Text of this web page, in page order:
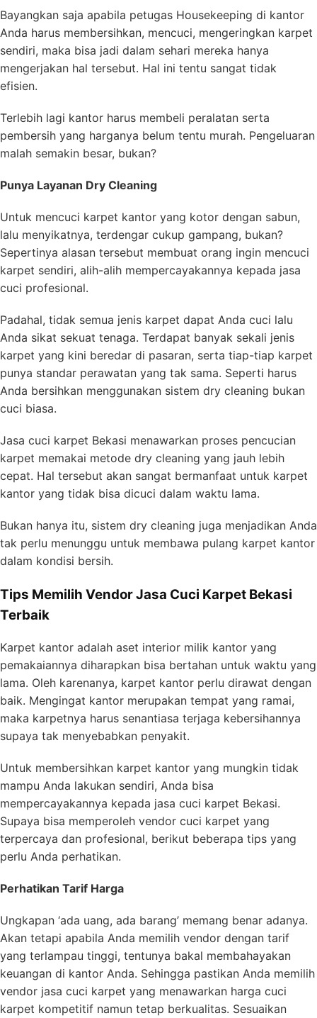
Bayangkan saja apabila petugas Housekeeping di kantor
Anda harus membersihkan, mencuci, mengeringkan karpet
sendiri, maka bisa jadi dalam sehari mereka hanya
mengerjakan hal tersebut. Hal ini tentu sangat tidak
efisien.
Terlebih lagi kantor harus membeli peralatan serta
pembersih yang harganya belum tentu murah. Pengeluaran
malah semakin besar, bukan?
Punya Layanan Dry Cleaning
Untuk mencuci karpet kantor yang kotor dengan sabun,
lalu menyikatnya, terdengar cukup gampang, bukan?
Sepertinya alasan tersebut membuat orang ingin mencuci
karpet sendiri, alih-alih mempercayakannya kepada jasa
cuci profesional.
Padahal, tidak semua jenis karpet dapat Anda cuci lalu
Anda sikat sekuat tenaga. Terdapat banyak sekali jenis
karpet yang kini beredar di pasaran, serta tiap-tiap karpet
punya standar perawatan yang tak sama. Seperti harus
Anda bersihkan menggunakan sistem dry cleaning bukan
cuci biasa.
Jasa cuci karpet Bekasi menawarkan proses pencucian
karpet memakai metode dry cleaning yang jauh lebih
cepat. Hal tersebut akan sangat bermanfaat untuk karpet
kantor yang tidak bisa dicuci dalam waktu lama.
Bukan hanya itu, sistem dry cleaning juga menjadikan Anda
tak perlu menunggu untuk membawa pulang karpet kantor
dalam kondisi bersih.
Tips Memilih Vendor Jasa Cuci Karpet Bekasi
Terbaik
Karpet kantor adalah aset interior milik kantor yang
pemakaiannya diharapkan bisa bertahan untuk waktu yang
lama. Oleh karenanya, karpet kantor perlu dirawat dengan
baik. Mengingat kantor merupakan tempat yang ramai,
maka karpetnya harus senantiasa terjaga kebersihannya
supaya tak menyebabkan penyakit.
Untuk membersihkan karpet kantor yang mungkin tidak
mampu Anda lakukan sendiri, Anda bisa
mempercayakannya kepada jasa cuci karpet Bekasi.
Supaya bisa memperoleh vendor cuci karpet yang
terpercaya dan profesional, berikut beberapa tips yang
perlu Anda perhatikan.
Perhatikan Tarif Harga
Ungkapan ‘ada uang, ada barang’ memang benar adanya.
Akan tetapi apabila Anda memilih vendor dengan tarif
yang terlampau tinggi, tentunya bakal membahayakan
keuangan di kantor Anda. Sehingga pastikan Anda memilih
vendor jasa cuci karpet yang menawarkan harga cuci
karpet kompetitif namun tetap berkualitas. Sesuaikan